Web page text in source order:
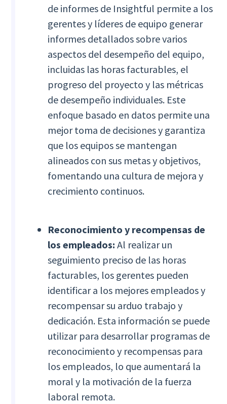
de informes de Insightful permite a los
gerentes y líderes de equipo generar
informes detallados sobre varios
aspectos del desempeño del equipo,
incluidas las horas facturables, el
progreso del proyecto y las métricas
de desempeño individuales. Este
enfoque basado en datos permite una
mejor toma de decisiones y garantiza
que los equipos se mantengan
alineados con sus metas y objetivos,
fomentando una cultura de mejora y
crecimiento continuos.
Reconocimiento y recompensas de
los empleados:Al realizar un
seguimiento preciso de las horas
facturables, los gerentes pueden
identificar a los mejores empleados y
recompensar su arduo trabajo y
dedicación. Esta información se puede
utilizar para desarrollar programas de
reconocimiento y recompensas para
los empleados, lo que aumentará la
moral y la motivación de la fuerza
laboral remota.